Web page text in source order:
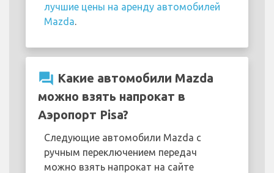
лучшие цены на аренду автомобилей
Mazda
question_answer Какие автомобили Mazda
можно взять напрокат в
Аэропорт Pisa?
Следующие автомобили Mazda с
ручным переключением передач
можно взять напрокат на сайте